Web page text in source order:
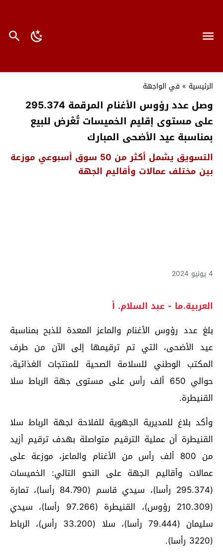
الرئيسية » في الواجهة
وصل عدد رؤوس الأغنام المرقمة 295.374
على مستوى إقليم الخميسات تُعْرض للبيع
بمناسبة عيد الأضحى المبارك
التسويق يشمل أكثر من 50 سوق أسبوعي موزعة
بين مختلف عمالات وأقاليم الجهة
4 يونيو 2024
العربية.ما - عبد السلام. أ
بلغ عدد رؤوس الأغنام والماعز المعدة للذبح بمناسبة
عيد الأضحى، التي تم ترقيمها إلى الآن من طرف
المكتب الوطني للسلامة الصحية للمنتجات الغذائية،
حوالي 650 ألف رأس على مستوى جهة الرباط سلا
القنيطرة.
وأكد بلاغ للمديرية الجهوية للفلاحة لجهة الرباط سلا
القنيطرة أن عملية الترقيم متواصلة بهدف ترقيم أزيد
من 800 ألف رأس من الأغنام والماعز، موزعة على
عمالات وأقاليم الجهة على النحو التالي: الخميسات
(295.374 رأسا)، سيدي قاسم (84.790 رأسا)، تمارة
(210.309 رؤوس)، القنيطرة (97.266 رأسا)، سيدي
سليمان (79.444 رأسا)، سلا (33.200 رأس)، الرباط
(3220 رأسا).